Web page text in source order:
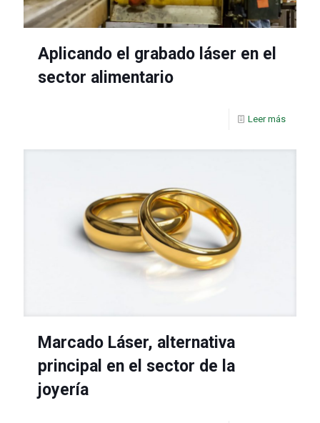
Aplicando el grabado láser en el
sector alimentario
Leer más
Marcado Láser, alternativa
principal en el sector de la
joyería